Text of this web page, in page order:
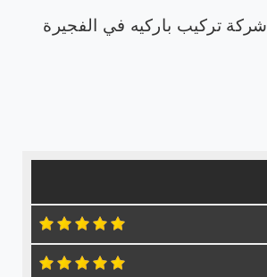
شركة تركيب باركيه في الفجيرة